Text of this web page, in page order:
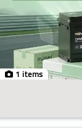
1 items